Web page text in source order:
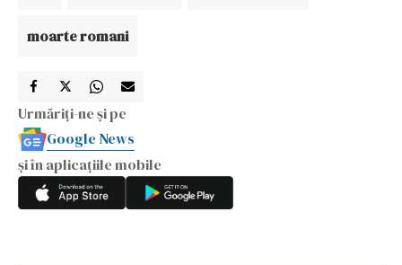
moarte romani
Urmăriți-ne și pe
Google News
și în aplicațiile mobile